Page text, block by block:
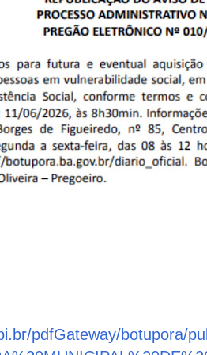
pdfGateway/botupora/